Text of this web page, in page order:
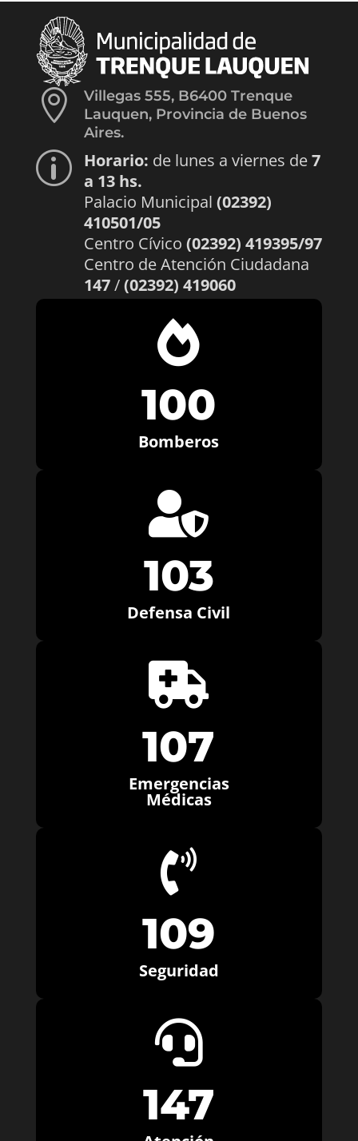

Villegas 555, B6400 Trenque
Lauquen, Provincia de Buenos
Aires.
p Horario: de lunes a viernes de7
a 13 hs.
Palacio Municipal (02392)
410501/05
Centro Cívico (02392) 419395/97
Centro de Atención Ciudadana
147/(02392) 419060

100
Bomberos

103
Defensa Civil

107
Emergencias
Médicas

109
Seguridad

147